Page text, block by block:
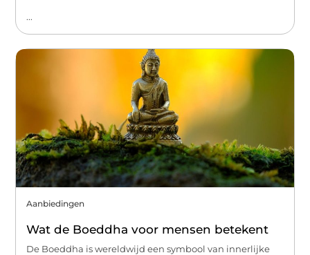
...
Aanbiedingen
Wat de Boeddha voor mensen betekent
De Boeddha is wereldwijd een symbool van innerlijke